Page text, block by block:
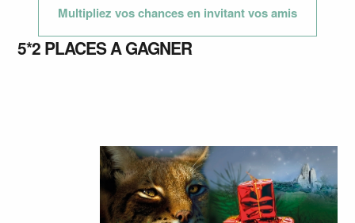
Multipliez vos chances en invitant vos amis
5*2 PLACES A GAGNER